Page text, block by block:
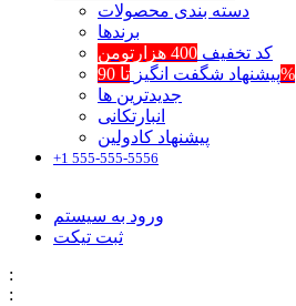
دسته بندی محصولات
برند‌ها
کد تخفیف 400 هزارتومن
پیشنهاد شگفت انگیزتا 90%
جدیدترین ها
انبارتکانی
پیشنهاد کادولین
+1 555-555-5556
ورود به سیستم
ثبت تیکت
:
: